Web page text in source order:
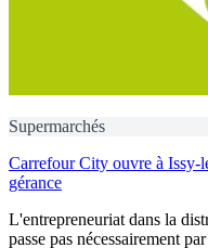
Supermarchés
Carrefour City ouvre à Issy-
gérance
L'entrepreneuriat dans la
passe pas nécessairement